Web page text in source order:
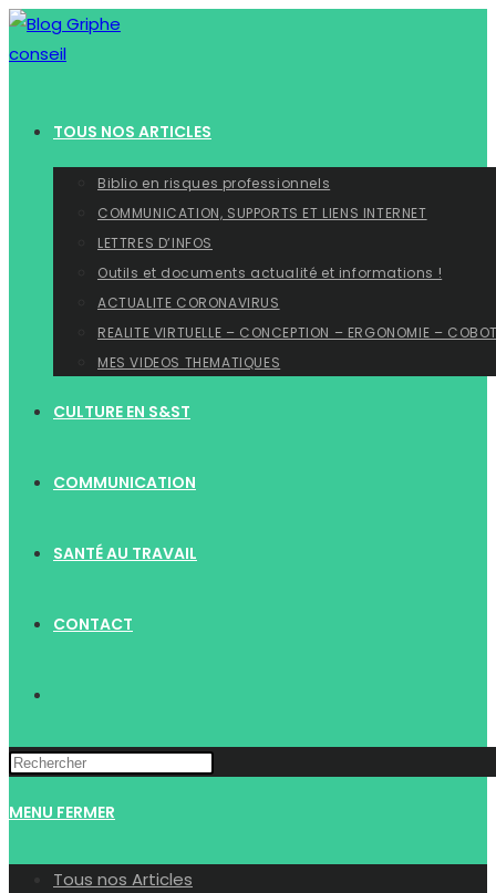
Skip
to
TOUS NOS ARTICLES
Biblio en risques professionnels
COMMUNICATION, SUPPORTS ET LIENS INTERNET
LETTRES D’INFOS
Outils et documents actualité et informations !
ACTUALITE CORONAVIRUS
REALITE VIRTUELLE – CONCEPTION – ERGONOMIE –
MES VIDEOS THEMATIQUES
CULTURE EN S&ST
COMMUNICATION
SANTÉ AU TRAVAIL
CONTACT
WEBSITE
MENU FERMER
Tous nos Articles